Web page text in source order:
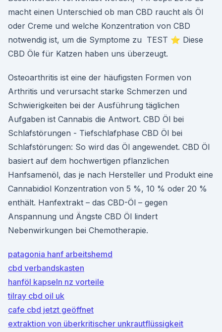
macht einen Unterschied ob man CBD raucht als Öl
oder Creme und welche Konzentration von CBD
notwendig ist, um die Symptome zu TEST ⭐ Diese
CBD Öle für Katzen haben uns überzeugt.
Osteoarthritis ist eine der häufigsten Formen von
Arthritis und verursacht starke Schmerzen und
Schwierigkeiten bei der Ausführung täglichen
Aufgaben ist Cannabis die Antwort. CBD Öl bei
Schlafstörungen - Tiefschlafphase CBD Öl bei
Schlafstörungen: So wird das Öl angewendet. CBD Öl
basiert auf dem hochwertigen pflanzlichen
Hanfsamenöl, das je nach Hersteller und Produkt eine
Cannabidiol Konzentration von 5 %, 10 % oder 20 %
enthält. Hanfextrakt – das CBD-Öl – gegen
Anspannung und Ängste CBD Öl lindert
Nebenwirkungen bei Chemotherapie.
patagonia hanf arbeitshemd
cbd verbandskasten
hanföl kapseln nz vorteile
tilray cbd oil uk
cafe cbd jetzt geöffnet
extraktion von überkritischer unkrautflüssigkeit